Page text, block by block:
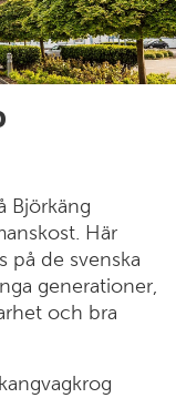
Björkäng
Här
på de svenska
generationer,
och bra